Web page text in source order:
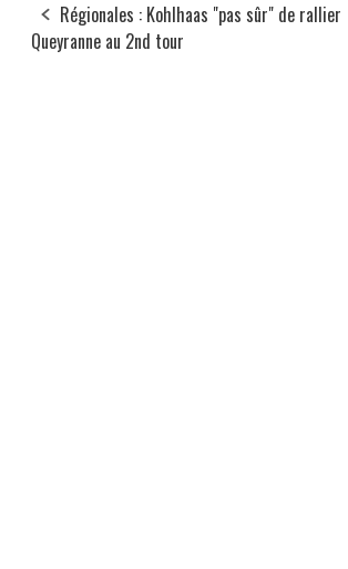
Régionales : Kohlhaas "pas sûr" de rallier
Queyranne au 2nd tour